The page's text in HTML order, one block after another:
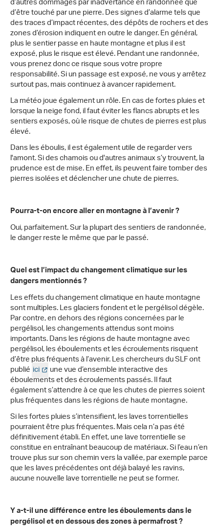
d’être touché par une pierre. Des signes d’alarme tels que
des traces d’impact récentes, des dépôts de rochers et des
zones d’érosion indiquent en outre le danger. En général,
plus le sentier passe en haute montagne et plus il est
exposé, plus le risque est élevé. Pendant une randonnée,
vous prenez donc ce risque sous votre propre
responsabilité. Si un passage est exposé, ne vous y arrêtez
surtout pas, mais continuez à avancer rapidement.
La météo joue également un rôle. En cas de fortes pluies et
lorsque la neige fond, il faut éviter les flancs abrupts et les
sentiers exposés, où le risque de chutes de pierres est plus
élevé.
Dans les éboulis, il est également utile de regarder vers
l'amont. Si des chamois ou d'autres animaux s’y trouvent, la
prudence est de mise. En effet, ils peuvent faire tomber des
pierres isolées et déclencher une chute de pierres.
Pourra-t-on encore aller en montagne à l’avenir ?
Oui, parfaitement. Sur la plupart des sentiers de randonnée,
le danger reste le même que par le passé.
Quel est l’impact du changement climatique sur les
dangers mentionnés ?
Les effets du changement climatique en haute montagne
sont multiples. Les glaciers fondent et le pergélisol dégèle.
Par contre, en dehors des régions concernées par le
pergélisol, les changements attendus sont moins
importants. Dans les régions de haute montagne avec
pergélisol, les éboulements et les écroulements risquent
d’être plus fréquents à l’avenir. Les chercheurs du SLF ont
publié ici une vue d’ensemble interactive des
éboulements et des écroulements passés. Il faut
également s’attendre à ce que les chutes de pierres soient
plus fréquentes dans les régions de haute montagne.
Si les fortes pluies s’intensifient, les laves torrentielles
pourraient être plus fréquentes. Mais cela n’a pas été
définitivement établi. En effet, une lave torrentielle se
constitue en entraînant beaucoup de matériaux. Si l’eau n’en
trouve plus sur son chemin vers la vallée, par exemple parce
que les laves précédentes ont déjà balayé les ravins,
aucune nouvelle lave torrentielle ne peut se former.
Y a-t-il une différence entre les éboulements dans le
pergélisol et en dessous des zones à permafrost ?